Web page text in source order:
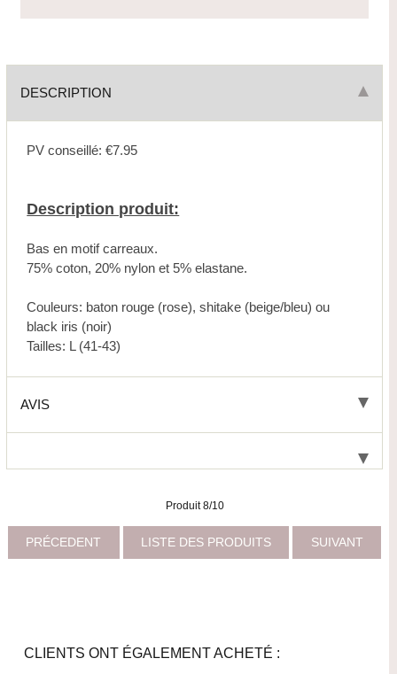
DESCRIPTION
PV conseillé: €7.95
Description produit:
Bas en motif carreaux.
75% coton, 20% nylon et 5% elastane.
Couleurs: baton rouge (rose), shitake (beige/bleu) ou
black iris (noir)
Tailles: L (41-43)
AVIS
Produit 8/10
PRÉCEDENT LISTE DES PRODUITS SUIVANT
CLIENTS ONT ÉGALEMENT ACHETÉ :